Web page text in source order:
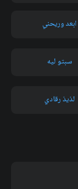
ابعد وريحني
سبتو ليه
لذيذ رقادي